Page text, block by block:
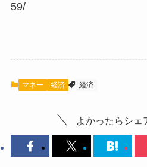
59/
マネー 経済 経済
よかったらシェ